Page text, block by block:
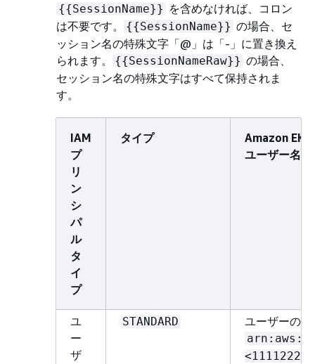
{{SessionName}} を含めなければ、コロン
は不要です。
{{SessionName}} の場合、セ
ッション名の特殊文字「@」は「-」に置き換え
られます。
{{SessionNameRaw}} の場合、
セッション名の特殊文字はすべて保持されま
す。
IAM
プ
リ
ン
シ
パ
ル
タ
イ
プ
タイプ
Amazon
ユーザー名の
ユ
ー
ザ
STANDARD ユーザーの